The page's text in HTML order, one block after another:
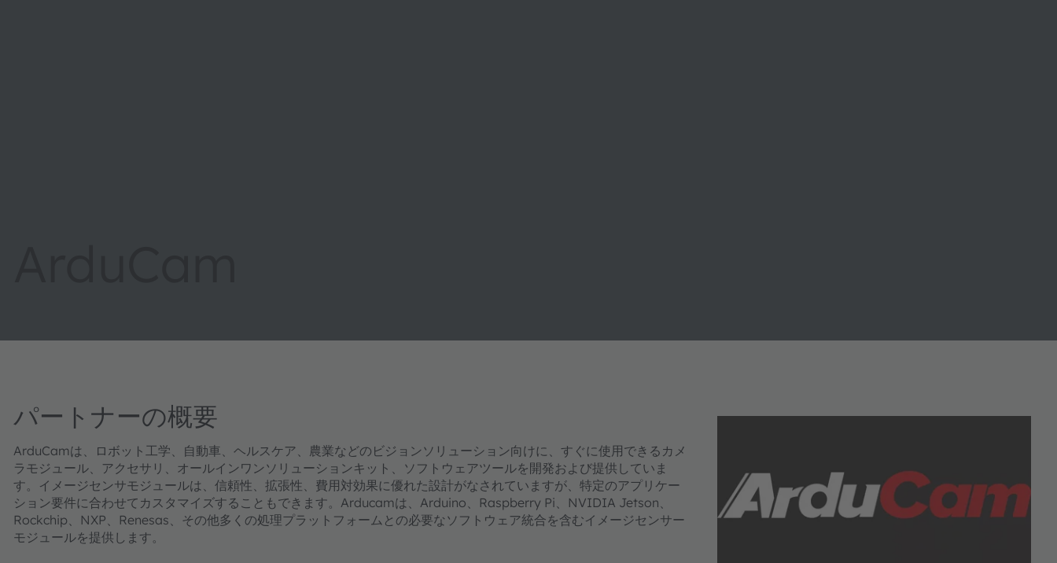
パートナーの概要
ArduCamは、ロボット工学、自動車、ヘルスケア、農業などのビジョンソリューション向けに、すぐに使用できるカメ
ラモジュール、アクセサリ、オールインワンソリューションキット、ソフトウェアツールを開発および提供していま
す。イメージセンサモジュールは、信頼性、拡張性、費用対効果に優れた設計がなされていますが、特定のアプリケー
ション要件に合わせてカスタマイズすることもできます。Arducamは、Arduino、Raspberry Pi、NVIDIA Jetson、
Rockchip、NXP、Renesas、その他多くの処理プラットフォームとの必要なソフトウェア統合を含むイメージセンサー
モジュールを提供します。